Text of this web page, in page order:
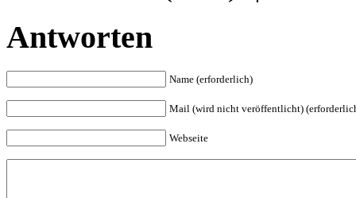
Antworten
Name (erforderlich)
Mail (wird nicht veröffentlicht)
Webseite